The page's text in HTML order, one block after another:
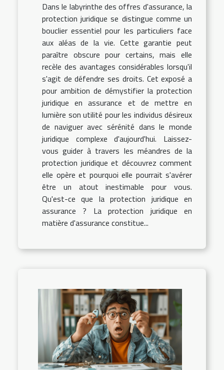
Dans le labyrinthe des offres d'assurance, la
protection juridique se distingue comme un
bouclier essentiel pour les particuliers face
aux aléas de la vie. Cette garantie peut
paraître obscure pour certains, mais elle
recèle des avantages considérables lorsqu'il
s'agit de défendre ses droits. Cet exposé a
pour ambition de démystifier la protection
juridique en assurance et de mettre en
lumière son utilité pour les individus désireux
de naviguer avec sérénité dans le monde
juridique complexe d'aujourd'hui. Laissez-
vous guider à travers les méandres de la
protection juridique et découvrez comment
elle opère et pourquoi elle pourrait s'avérer
être un atout inestimable pour vous.
Qu'est-ce que la protection juridique en
assurance ? La protection juridique en
matière d'assurance constitue...